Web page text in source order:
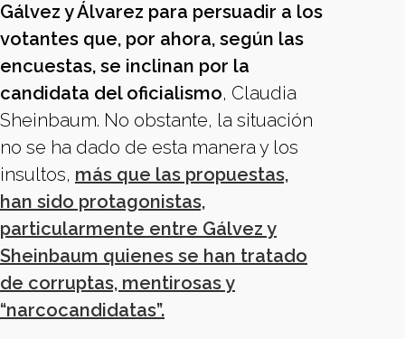
Gálvez y Álvarez para persuadir a los
votantes que, por ahora, según las
encuestas, se inclinan por la
candidata del oficialismo, Claudia
Sheinbaum. No obstante, la situación
no se ha dado de esta manera y los
insultos, más que las propuestas,
han sido protagonistas,
particularmente entre Gálvez y
Sheinbaum quienes se han tratado
de corruptas, mentirosas y
“narcocandidatas”.